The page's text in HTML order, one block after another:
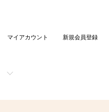
マイアカウント 新規会員登録